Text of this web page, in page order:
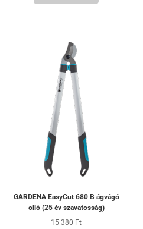
GARDENA EasyCut 680 B ágvágó
olló (25 év szavatosság)
15 380 Ft